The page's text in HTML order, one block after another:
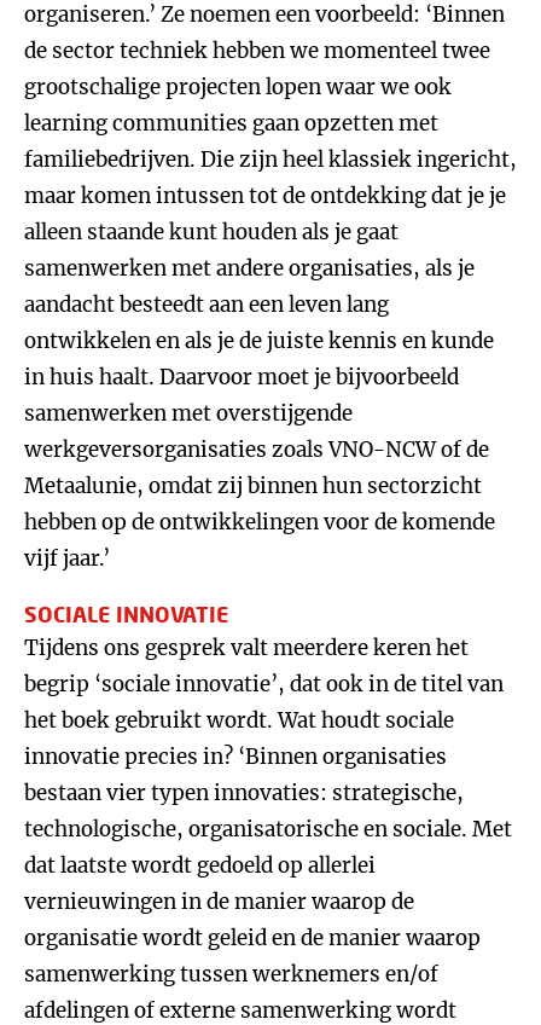
organiseren.’ Ze noemen een voorbeeld: ‘Binnen
de sector techniek hebben we momenteel twee
grootschalige projecten lopen waar we ook
learning communities gaan opzetten met
familiebedrijven. Die zijn heel klassiek ingericht,
maar komen intussen tot de ontdekking dat je je
alleen staande kunt houden als je gaat
samenwerken met andere organisaties, als je
aandacht besteedt aan een leven lang
ontwikkelen en als je de juiste kennis en kunde
in huis haalt. Daarvoor moet je bijvoorbeeld
samenwerken met overstijgende
werkgeversorganisaties zoals VNO-NCW of de
Metaalunie, omdat zij binnen hun sectorzicht
hebben op de ontwikkelingen voor de komende
vijf jaar.’
SOCIALE INNOVATIE
Tijdens ons gesprek valt meerdere keren het
begrip ‘sociale innovatie’, dat ook in de titel van
het boek gebruikt wordt. Wat houdt sociale
innovatie precies in? ‘Binnen organisaties
bestaan vier typen innovaties: strategische,
technologische, organisatorische en sociale. Met
dat laatste wordt gedoeld op allerlei
vernieuwingen in de manier waarop de
organisatie wordt geleid en de manier waarop
samenwerking tussen werknemers en/of
afdelingen of externe samenwerking wordt